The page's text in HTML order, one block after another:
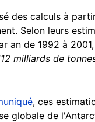
des calculs à
Selon leurs
an de 1992 à
milliards de
, ces
globale de